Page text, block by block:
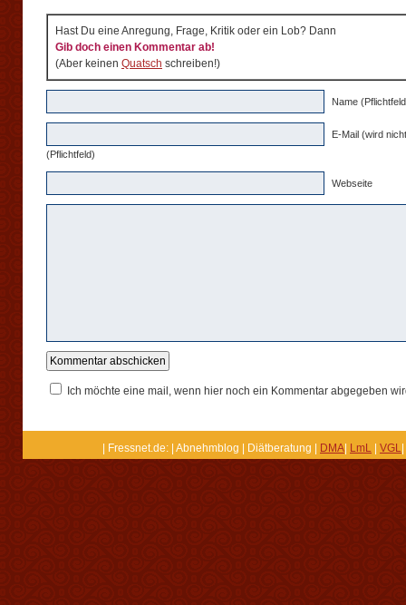
Hast Du eine Anregung, Frage, Kritik oder ein Lob? Dann
Gib doch einen Kommentar ab!
(Aber keinen Quatsch schreiben!)
Name
E-Mail (wird
(Pflichtfeld)
Webseite
Ich möchte eine mail, wenn hier noch ein Kommentar abgegeben
| Fressnet.de: | Abnehmblog | Diätberatung | DMA LmL VGL